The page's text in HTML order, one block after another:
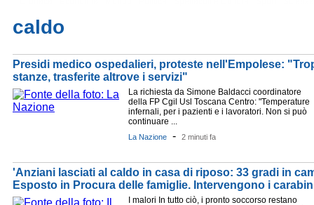
caldo
Presidi medico ospedalieri, proteste nell'Empolese:
stanze, trasferite altrove i servizi"
La richiesta da Simone Baldacci coordinatore
della FP Cgil Usl Toscana Centro: "Temperature
infernali, per i pazienti e i lavoratori. Non si può
continuare ...
La Nazione - 2 minuti fa
'Anziani lasciati al caldo in casa di riposo: 33 gradi in
Esposto in Procura delle famiglie. Intervengono i
I malori In tutto ciò, i pronto soccorso restano